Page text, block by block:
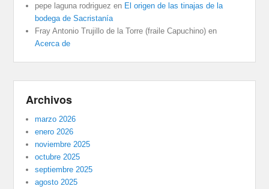
pepe laguna rodriguez en El origen de las tinajas de la
bodega de Sacristanía
Fray Antonio Trujillo de la Torre (fraile Capuchino) en
Acerca de
Archivos
marzo 2026
enero 2026
noviembre 2025
octubre 2025
septiembre 2025
agosto 2025